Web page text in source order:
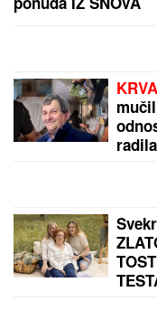
moći